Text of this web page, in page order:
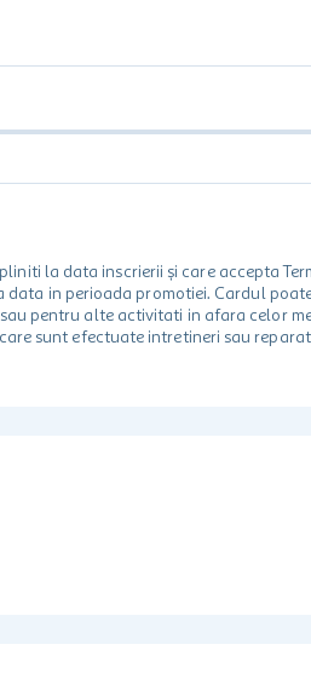
la data inscrierii și care accepta
in perioada promotiei. Cardul
pentru alte activitati in afara celor
sunt efectuate intretineri sau